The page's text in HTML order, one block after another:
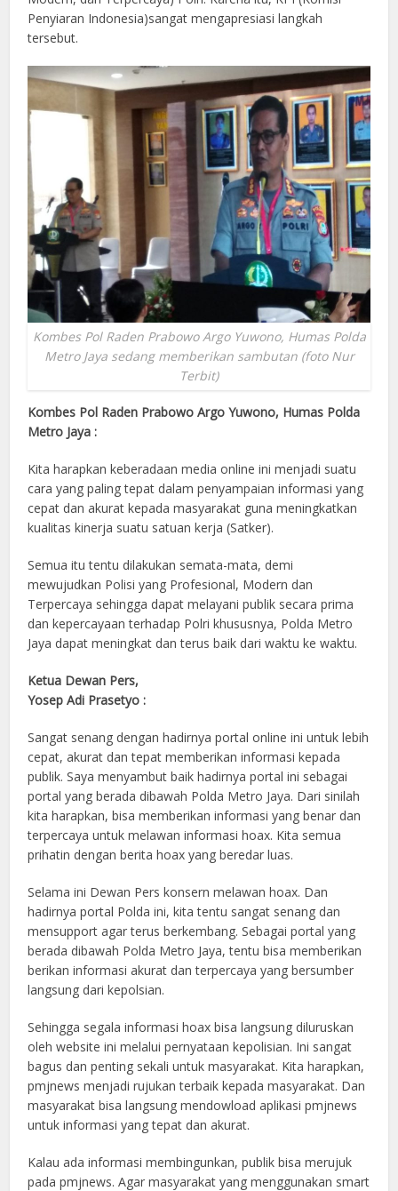
Penyiaran Indonesia)sangat mengapresiasi langkah
tersebut.
Kombes Pol Raden Prabowo Argo Yuwono, Humas Polda
Metro Jaya sedang memberikan sambutan (foto Nur
Terbit)
Kombes Pol Raden Prabowo Argo Yuwono, Humas Polda
Metro Jaya :
Kita harapkan keberadaan media online ini menjadi suatu
cara yang paling tepat dalam penyampaian informasi yang
cepat dan akurat kepada masyarakat guna meningkatkan
kualitas kinerja suatu satuan kerja (Satker).
Semua itu tentu dilakukan semata-mata, demi
mewujudkan Polisi yang Profesional, Modern dan
Terpercaya sehingga dapat melayani publik secara prima
dan kepercayaan terhadap Polri khususnya, Polda Metro
Jaya dapat meningkat dan terus baik dari waktu ke waktu.
Ketua Dewan Pers,
Yosep Adi Prasetyo :
Sangat senang dengan hadirnya portal online ini untuk lebih
cepat, akurat dan tepat memberikan informasi kepada
publik. Saya menyambut baik hadirnya portal ini sebagai
portal yang berada dibawah Polda Metro Jaya. Dari sinilah
kita harapkan, bisa memberikan informasi yang benar dan
terpercaya untuk melawan informasi hoax. Kita semua
prihatin dengan berita hoax yang beredar luas.
Selama ini Dewan Pers konsern melawan hoax. Dan
hadirnya portal Polda ini, kita tentu sangat senang dan
mensupport agar terus berkembang. Sebagai portal yang
berada dibawah Polda Metro Jaya, tentu bisa memberikan
berikan informasi akurat dan terpercaya yang bersumber
langsung dari kepolsian.
Sehingga segala informasi hoax bisa langsung diluruskan
oleh website ini melalui pernyataan kepolisian. Ini sangat
bagus dan penting sekali untuk masyarakat. Kita harapkan,
pmjnews menjadi rujukan terbaik kepada masyarakat. Dan
masyarakat bisa langsung mendowload aplikasi pmjnews
untuk informasi yang tepat dan akurat.
Kalau ada informasi membingunkan, publik bisa merujuk
pada pmjnews. Agar masyarakat yang menggunakan smart